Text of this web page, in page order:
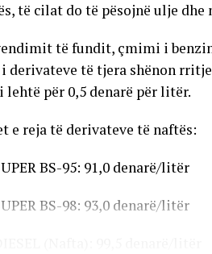
të cilat do të pësojnë ulje
të fundit, çmimi i
derivateve të tjera shënon
lehtë për 0,5 denarë për litër.
e reja të derivateve të naftës:
BS-95: 91,0 denarë/litër
BS-98: 93,0 denarë/litër